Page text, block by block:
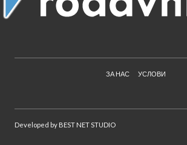
ЗА НАС УСЛОВИ
Developed by BEST NET STUDIO